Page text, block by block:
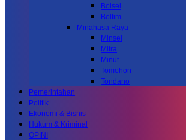
Bolsel
Boltim
Minahasa Raya
Minsel
Mitra
Minut
Tomohon
Tondano
Pemerintahan
Politik
Ekonomi & Bisnis
Hukum & Kriminal
OPINI